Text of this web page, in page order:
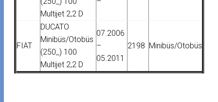
Multijet 2,2 D
FIAT
DUCATO
Minibüs/Otobüs
(250_) 100
Multijet 2,2 D
07.2006
–
05.2011
2198 Minibüs/Otobüs